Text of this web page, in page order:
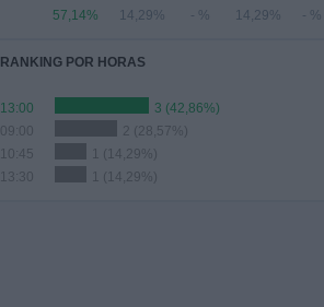
57,14% 14,29% - % 14,29% - %
RANKING POR HORAS
13:00
3 (42,86%)
09:00
2 (28,57%)
10:45
1 (14,29%)
13:30
1 (14,29%)